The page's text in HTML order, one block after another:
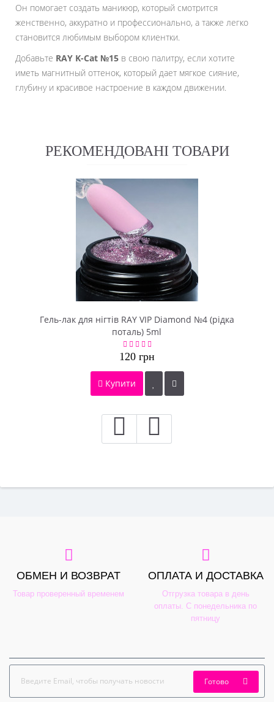
Он помогает создать маникюр, который смотрится
женственно, аккуратно и профессионально, а также легко
становится любимым выбором клиентки.
Добавьте RAY K-Cat №15 в свою палитру, если хотите
иметь магнитный оттенок, который дает мягкое сияние,
глубину и красивое настроение в каждом движении.
РЕКОМЕНДОВАНІ ТОВАРИ
Гель-лак для нігтів RAY VIP Diamond №4 (рідка
поталь) 5ml
120 грн
Купити
ОБМЕН И ВОЗВРАТ
Товар проверенный временем
ОПЛАТА И ДОСТАВКА
Отгрузка товара в день
оплаты. С понедельника по
пятницу
Готово